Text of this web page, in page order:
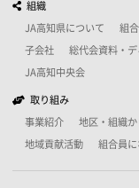
組織
JA高知県について 組
子会社 総代会資料・
JA高知中央会
取り組み
事業紹介 地区・組織
地域貢献活動 組合員